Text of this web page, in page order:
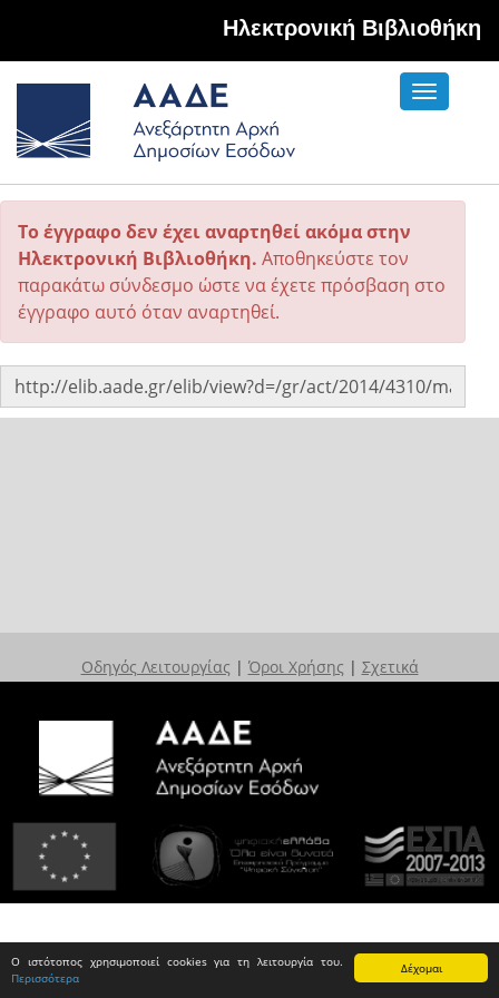
Δέχομαι
Ο ιστότοπος χρησιμοποιεί cookies για τη λειτουργία του.
Περισσότερα
Hλεκτρονική Βιβλιοθήκη
Toggle
Το έγγραφο δεν έχει αναρτηθεί ακόμα στην
Ηλεκτρονική Βιβλιοθήκη. Αποθηκεύστε τον
παρακάτω σύνδεσμο ώστε να έχετε πρόσβαση στο
έγγραφο αυτό όταν αναρτηθεί.
Οδηγός Λειτουργίας | Όροι Χρήσης | Σχετικά